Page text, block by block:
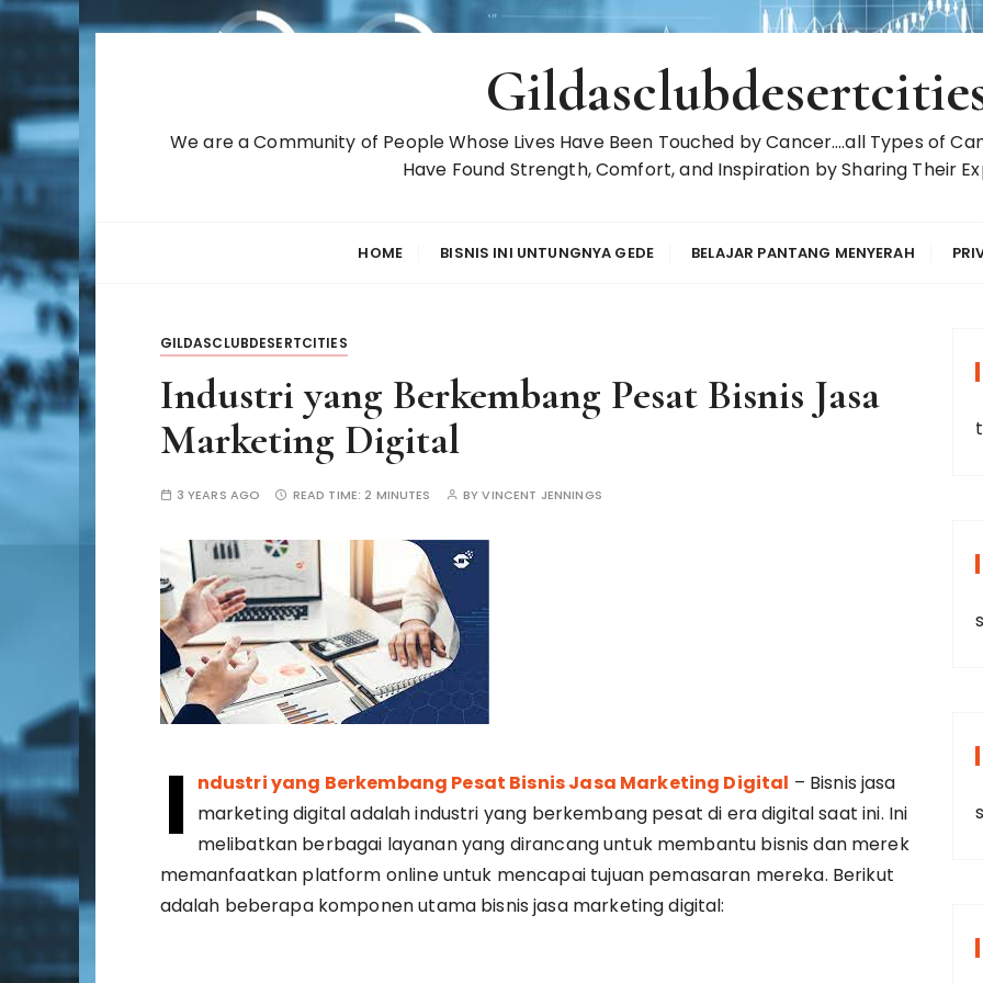
o
n
t
e
n
We are a Community of People Whose Lives Have Been Touched by Cancer….all Types of
Have Found Strength, Comfort, and Inspiration by Sharing Their
HOME BISNIS INI UNTUNGNYA GEDE BELAJAR PANTANG MENYERAH
GILDASCLUBDESERTCITIES
Industri yang Berkembang Pesat Bisnis Jasa
Marketing Digital
3 YEARS AGO READ TIME:2 MINUTES BYVINCENT JENNINGS
I ndustri yang Berkembang Pesat Bisnis Jasa Marketing Digital – Bisnis jasa
marketing digital adalah industri yang berkembang pesat di era digital saat ini. Ini
melibatkan berbagai layanan yang dirancang untuk membantu bisnis dan merek
memanfaatkan platform online untuk mencapai tujuan pemasaran mereka. Berikut
adalah beberapa komponen utama bisnis jasa marketing digital: